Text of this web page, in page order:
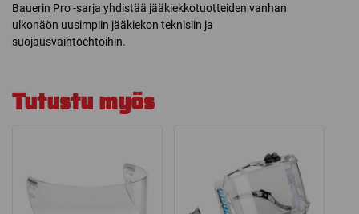
Bauerin Pro -sarja yhdistää jääkiekkotuotteiden vanhan
ulkonäön uusimpiin jääkiekon teknisiin ja
suojausvaihtoehtoihin.
Tutustu myös